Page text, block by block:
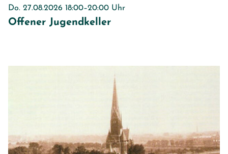
Do. 27.08.2026 18:00–20:00 Uhr
Offener Jugendkeller